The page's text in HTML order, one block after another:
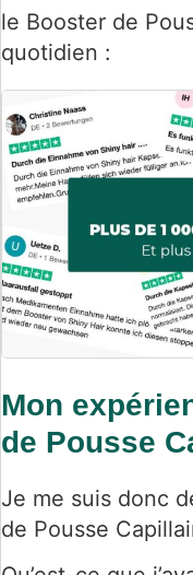
le Booster de
quotidien :
Mon
de Pousse
Je me suis donc
de Pousse